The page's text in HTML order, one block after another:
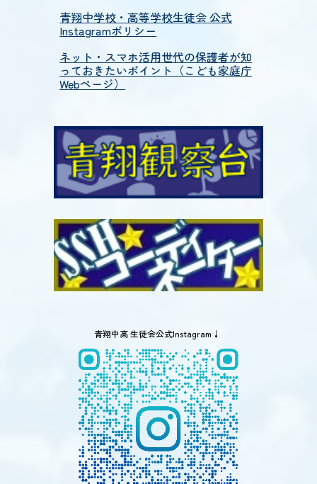
青翔中学校・高等学校生徒会 公式
Instagramポリシー
ネット・スマホ活用世代の保護者が知
っておきたいポイント（こども家庭庁
Webページ）
青翔中高 生徒会公式Instagram↓